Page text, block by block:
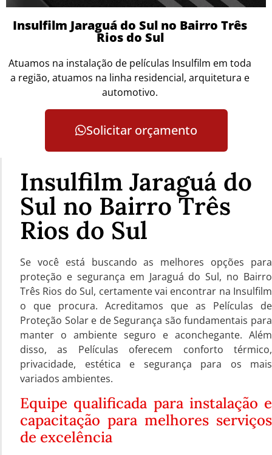
Insulfilm Jaraguá do Sul no Bairro Três
Rios do Sul
Atuamos na instalação de películas Insulfilm em toda
a região, atuamos na linha residencial, arquitetura e
automotivo.
Solicitar orçamento
Insulfilm Jaraguá do
Sul no Bairro Três
Rios do Sul
Se você está buscando as melhores opções para
proteção e segurança em Jaraguá do Sul, no Bairro
Três Rios do Sul, certamente vai encontrar na Insulfilm
o que procura. Acreditamos que as Películas de
Proteção Solar e de Segurança são fundamentais para
manter o ambiente seguro e aconchegante. Além
disso, as Películas oferecem conforto térmico,
privacidade, estética e segurança para os mais
variados ambientes.
Equipe qualificada para instalação e
capacitação para melhores serviços
de excelência